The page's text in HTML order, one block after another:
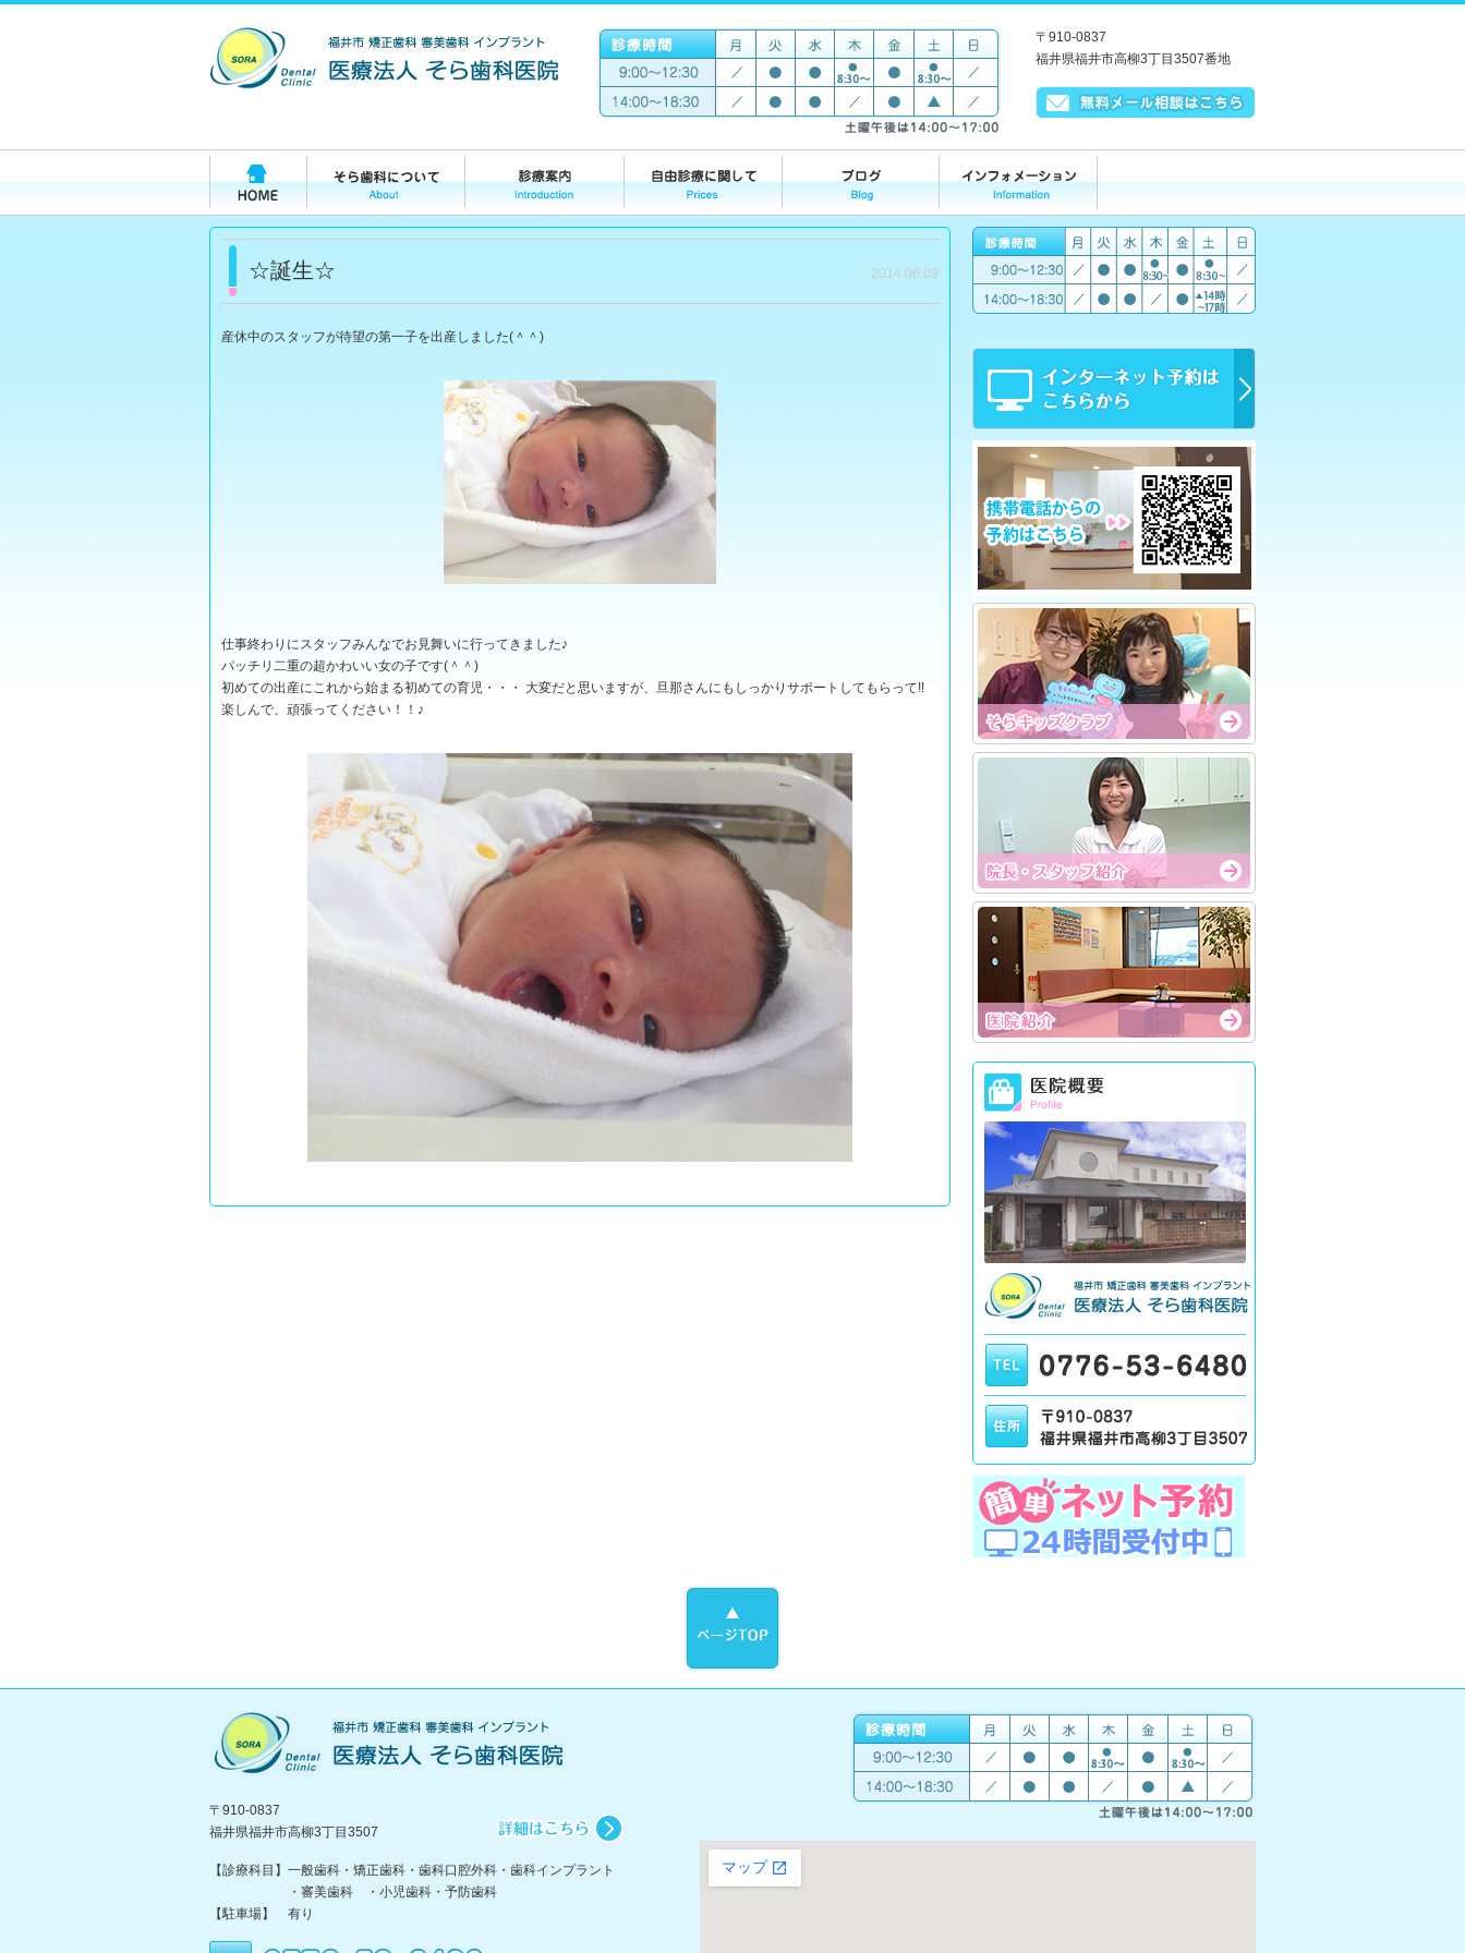
〒910-0837
福井県福井市高柳3丁目3507番地
☆誕生☆ 2014.06.09
産休中のスタッフが待望の第一子を出産しました(＾＾)
仕事終わりにスタッフみんなでお見舞いに行ってきました♪
パッチリ二重の超かわいい女の子です(＾＾)
初めての出産にこれから始まる初めての育児・・・ 大変だと思いますが、旦那さんにもしっかりサポートしてもらって!!
楽しんで、頑張ってください！！♪
〒910-0837
福井県福井市高柳3丁目3507
【診療科目】一般歯科・矯正歯科・歯科口腔外科・歯科インプラント
・審美歯科 ・小児歯科・予防歯科
【駐車場】 有り